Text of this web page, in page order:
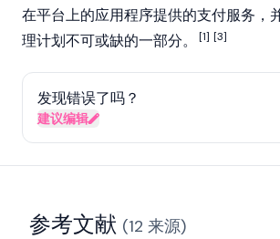
在平台上的应用程序提供的支付服务，
理计划不可或缺的一部分。
[1] [3]
发现错误了吗？
建议编辑
参考文献 (12 来源)